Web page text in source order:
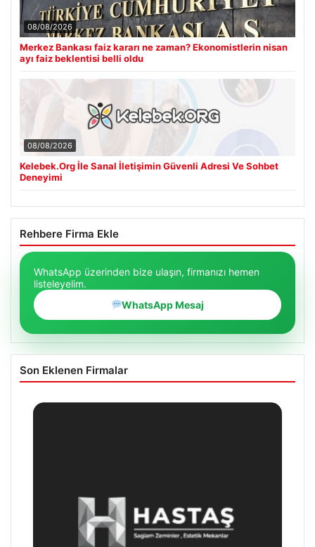
08/08/2026
Merkez Bankası faiz kararı ne zaman? Ekonomistlerin nisan
ayı faiz beklentisi belli oldu
08/08/2026
Kelebek.Org İle Sanal İletişimin Güvenli Adresi Ve Sohbet
Deneyimi
Rehbere Firma Ekle
WhatsApp üzerinden bize ulaşın, firmanızı hemen
listeleyelim.
WhatsApp Mesaj
Son Eklenen Firmalar